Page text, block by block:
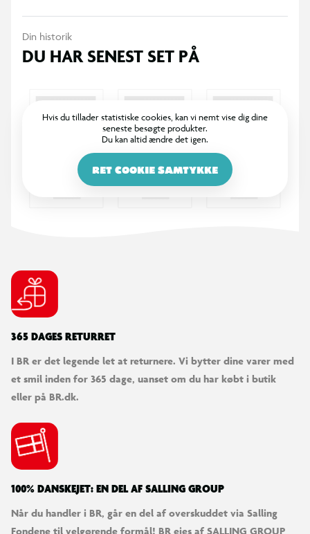
Din historik
DU HAR SENEST SET PÅ
Hvis du tillader statistiske cookies, kan vi nemt vise dig dine
seneste besøgte produkter.
Du kan altid ændre det igen.
RET COOKIE SAMTYKKE
365 DAGES RETURRET
I BR er det legende let at returnere. Vi bytter dine varer med
et smil inden for 365 dage, uanset om du har købt i butik
eller på BR.dk.
100% DANSKEJET: EN DEL AF SALLING GROUP
Når du handler i BR, går en del af overskuddet via Salling
Fondene til velgørende formål! BR ejes af SALLING GROUP